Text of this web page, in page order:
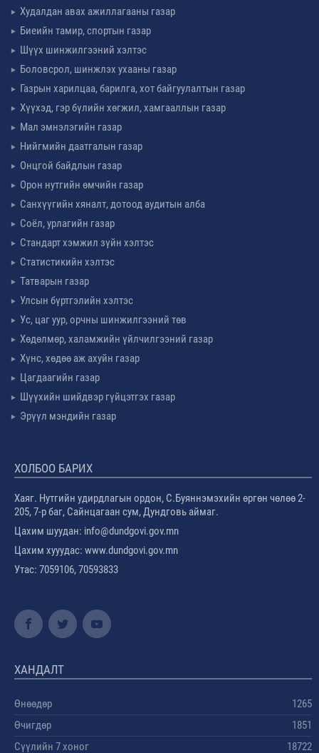
Худалдан авах ажиллагааны газар
Биеийн тамир, спортын газар
Шүүх шинжилгээний хэлтэс
Боловсрол, шинжлэх ухааны газар
Газрын харилцаа, барилга, хот байгуулалтын газар
Хүүхэд, гэр бүлийн хөгжил, хамгааллын газар
Мал эмнэлэгийн газар
Нийгмийн даатгалын газар
Онцгой байдлын газар
Орон нутгийн өмчийн газар
Санхүүгийн хяналт, дотоод аудитын алба
Соёл, урлагийн газар
Стандарт хэмжил зүйн хэлтэс
Статистикийн хэлтэс
Татварын газар
Улсын бүртгэлийн хэлтэс
Ус, цаг уур, орчны шинжилгээний төв
Хөдөлмөр, халамжийн үйлчилгээний газар
Хүнс, хөдөө аж ахуйн газар
Цагдаагийн газар
Шүүхийн шийдвэр гүйцэтгэх газар
Эрүүл мэндийн газар
ХОЛБОО БАРИХ
Хаяг. Нутгийн удирдлагын ордон, С.Буяннэмэхийн өргөн чөлөө 2-
205, 7-р баг, Сайнцагаан сум, Дундговь аймаг.
Цахим шуудан: info@dundgovi.gov.mn
Цахим хууудас: www.dundgovi.gov.mn
Утас: 7059106, 70593833
ХАНДАЛТ
Өнөөдөр
1265
Өчигдөр
1851
Сүүлийн 7 хоног
18722